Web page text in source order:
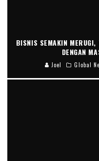
BISNIS SEMAKIN MERUGI,
DENGAN
Joel Global